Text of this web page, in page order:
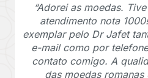
“Adorei as moedas.
atendimento nota
exemplar pelo Dr Jafet
e-mail como por
contato comigo. A
das moedas romanas